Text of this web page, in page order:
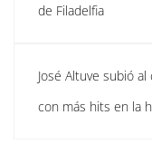
de Filadelfia
José Altuve subió
con más hits en la